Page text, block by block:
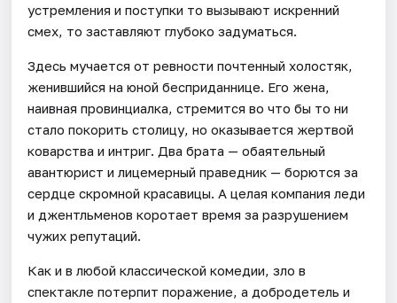
устремления и поступки то вызывают искренний
смех, то заставляют глубоко задуматься.
Здесь мучается от ревности почтенный холостяк,
женившийся на юной бесприданнице. Его жена,
наивная провинциалка, стремится во что бы то ни
стало покорить столицу, но оказывается жертвой
коварства и интриг. Два брата — обаятельный
авантюрист и лицемерный праведник — борются за
сердце скромной красавицы. А целая компания леди
и джентльменов коротает время за разрушением
чужих репутаций.
Как и в любой классической комедии, зло в
спектакле потерпит поражение, а добродетель и